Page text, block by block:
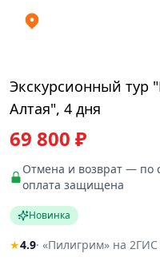
Экскурсионный тур
Алтая", 4 дня
69 800 ₽
Отмена и возврат — по
оплата защищена
Новинка
★4.9· «Пилигрим» на 2ГИС